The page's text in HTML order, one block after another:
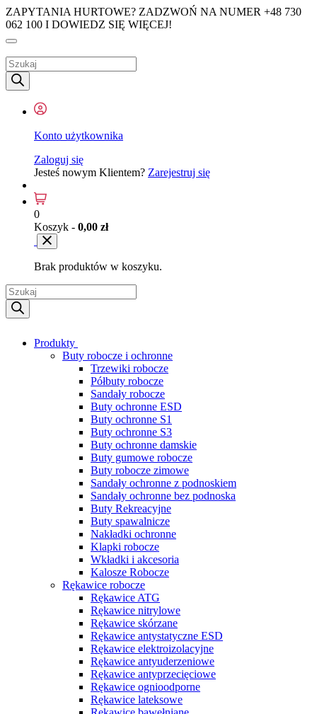
ZAPYTANIA HURTOWE? ZADZWOŃ NA NUMER +48 730
062 100 I DOWIEDZ SIĘ WIĘCEJ!
Wyszukiwarka
produktów
Konto użytkownika
Zaloguj się
Jesteś nowym Klientem? Zarejestruj się
0
Koszyk - 0,00 zł
Brak produktów w koszyku.
Wyszukiwarka
produktów
Produkty
Buty robocze i ochronne
Trzewiki robocze
Półbuty robocze
Sandały robocze
Buty ochronne ESD
Buty ochronne S1
Buty ochronne S3
Buty ochronne damskie
Buty gumowe robocze
Buty robocze zimowe
Sandały ochronne z podnoskiem
Sandały ochronne bez podnoska
Buty Rekreacyjne
Buty spawalnicze
Nakładki ochronne
Klapki robocze
Wkładki i akcesoria
Kalosze Robocze
Rękawice robocze
Rękawice ATG
Rękawice nitrylowe
Rękawice skórzane
Rękawice antystatyczne ESD
Rękawice elektroizolacyjne
Rękawice antyuderzeniowe
Rękawice antyprzecięciowe
Rękawice ognioodporne
Rękawice lateksowe